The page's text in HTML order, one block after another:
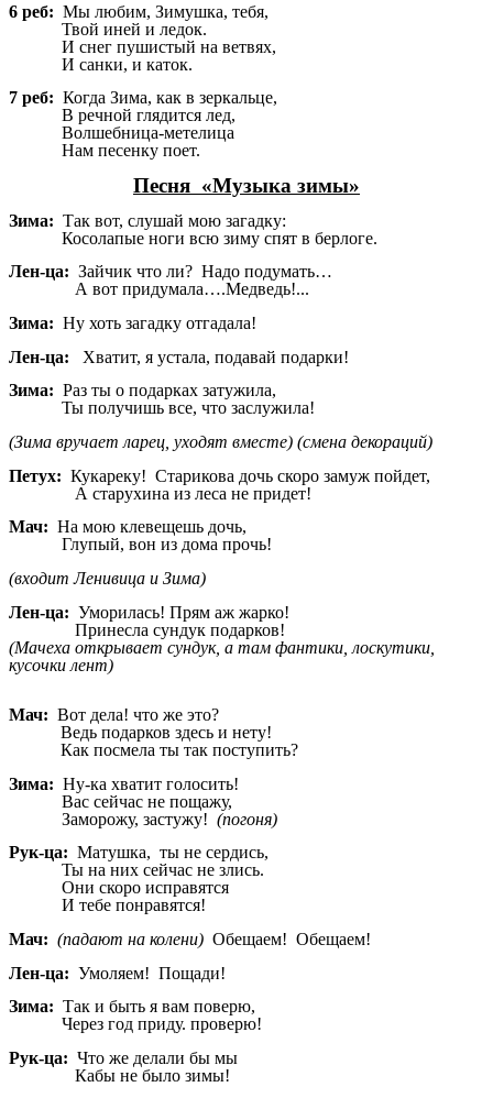
6 реб: Мы любим, Зимушка, тебя,
Твой иней и ледок.
И снег пушистый на ветвях,
И санки, и каток.
7 реб: Когда Зима, как в зеркальце,
В речной глядится лед,
Волшебница-метелица
Нам песенку поет.
Песня «Музыка зимы»
Зима: Так вот, слушай мою загадку:
Косолапые ноги всю зиму спят в берлоге.
Лен-ца: Зайчик что ли? Надо подумать…
А вот придумала….Медведь!...
Зима: Ну хоть загадку отгадала!
Лен-ца: Хватит, я устала, подавай подарки!
Зима: Раз ты о подарках затужила,
Ты получишь все, что заслужила!
(Зима вручает ларец, уходят вместе) (смена декораций)
Петух: Кукареку! Старикова дочь скоро замуж пойдет,
А старухина из леса не придет!
Мач: На мою клевещешь дочь,
Глупый, вон из дома прочь!
(входит Ленивица и Зима)
Лен-ца: Уморилась! Прям аж жарко!
Принесла сундук подарков!
(Мачеха открывает сундук, а там фантики, лоскутики,
кусочки лент)
Мач: Вот дела! что же это?
Ведь подарков здесь и нету!
Как посмела ты так поступить?
Зима: Ну-ка хватит голосить!
Вас сейчас не пощажу,
Заморожу, застужу! (погоня)
Рук-ца: Матушка, ты не сердись,
Ты на них сейчас не злись.
Они скоро исправятся
И тебе понравятся!
Мач: (падают на колени) Обещаем! Обещаем!
Лен-ца: Умоляем! Пощади!
Зима: Так и быть я вам поверю,
Через год приду. проверю!
Рук-ца: Что же делали бы мы
Кабы не было зимы!